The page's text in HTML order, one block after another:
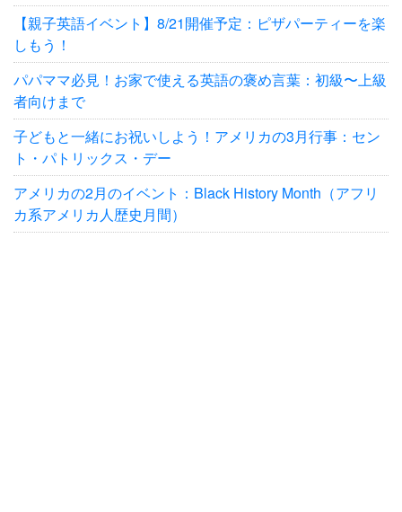
【親子英語イベント】8/21開催予定：ピザパーティーを楽
しもう！
パパママ必見！お家で使える英語の褒め言葉：初級〜上級
者向けまで
子どもと一緒にお祝いしよう！アメリカの3月行事：セン
ト・パトリックス・デー
アメリカの2月のイベント：Black History Month（アフリ
カ系アメリカ人歴史月間）